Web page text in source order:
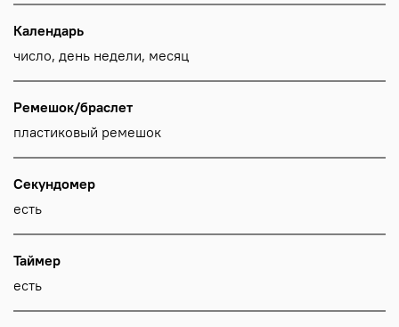
Календарь
число, день недели, месяц
Ремешок/браслет
пластиковый ремешок
Секундомер
есть
Таймер
есть